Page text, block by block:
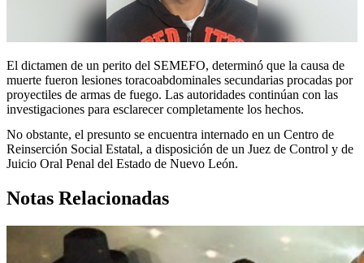
El dictamen de un perito del SEMEFO, determinó que la causa de
muerte fueron lesiones toracoabdominales secundarias procadas por
proyectiles de armas de fuego. Las autoridades continúan con las
investigaciones para esclarecer completamente los hechos.
No obstante, el presunto se encuentra internado en un Centro de
Reinserción Social Estatal, a disposición de un Juez de Control y de
Juicio Oral Penal del Estado de Nuevo León.
Notas Relacionadas